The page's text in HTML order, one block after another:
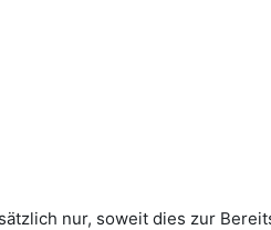
nur, soweit dies zur